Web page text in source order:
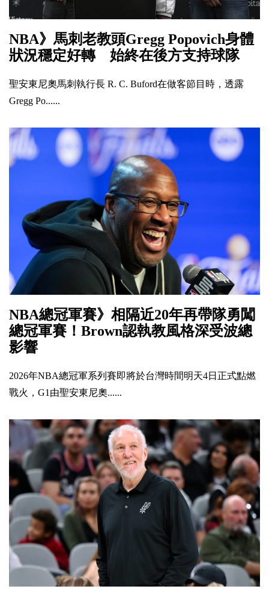
NBA》馬刺老教頭Gregg Popovich身體
狀況穩定好轉 始終在後方支持球隊
聖安東尼奧馬刺執行長 R. C. Buford在做客節目時，透露
Gregg Po......
NBA總冠軍賽》相隔近20年再帶隊勇闖
總冠軍賽！Brown認執教風格深受波總
影響
2026年NBA總冠軍系列賽即將於台灣時間明天4日正式點燃
戰火，G1由聖安東尼奧......